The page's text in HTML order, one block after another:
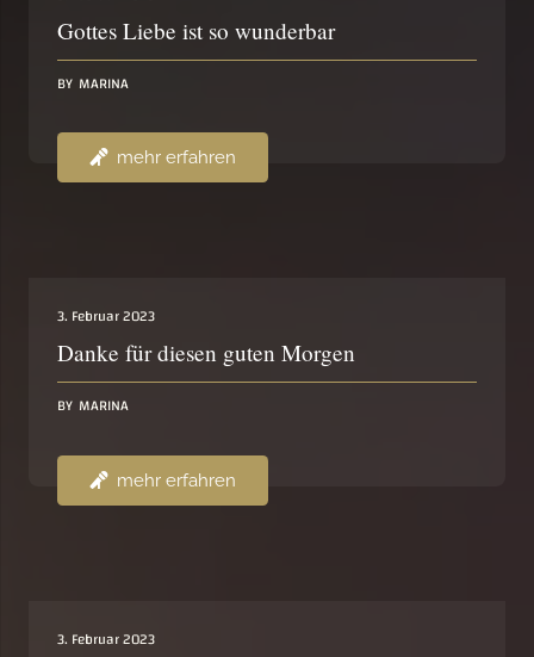
Gottes Liebe ist so wunderbar
BY MARINA
mehr erfahren
3. Februar 2023
Danke für diesen guten Morgen
BY MARINA
mehr erfahren
3. Februar 2023